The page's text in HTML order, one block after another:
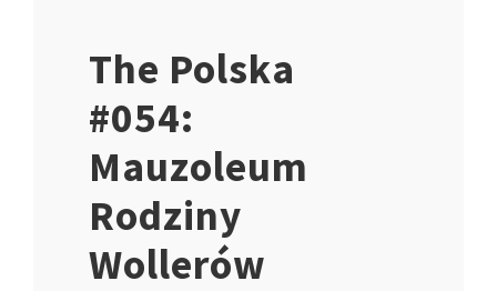
The Polska
#054:
Mauzoleum
Rodziny
Wollerów